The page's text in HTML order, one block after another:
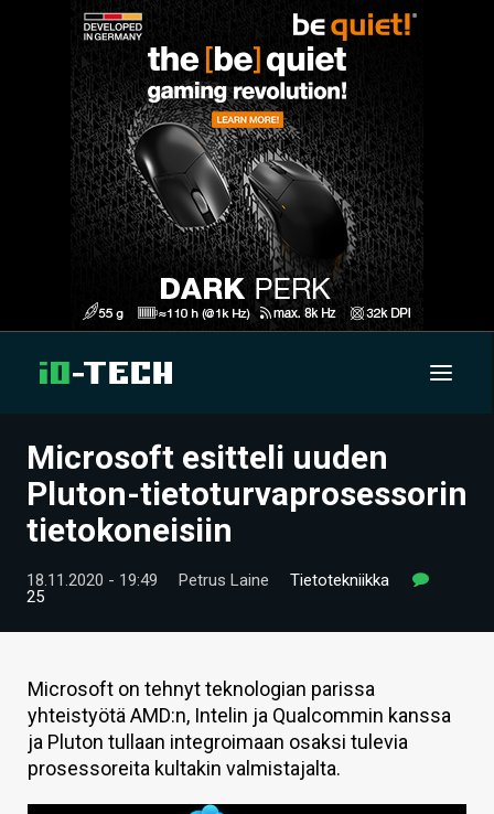
UUTISET
ARTIKKELIT
VIDEOT
HINTA.FI
KAUPPA
VAIHDA TEEMA
Microsoft esitteli uuden
Pluton-tietoturvaprosessorin
tietokoneisiin
18.11.2020 - 19:49 Petrus Laine
Tietotekniikka
25
Microsoft on tehnyt teknologian parissa
yhteistyötä AMD:n, Intelin ja Qualcommin kanssa
ja Pluton tullaan integroimaan osaksi tulevia
prosessoreita kultakin valmistajalta.